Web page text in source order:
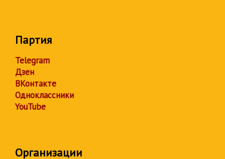
Партия
Telegram
Дзен
ВКонтакте
Одноклассники
YouTube
Организации